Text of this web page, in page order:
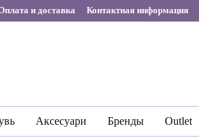
и доставка Контактная информация
Аксесуари Бренды Outlet